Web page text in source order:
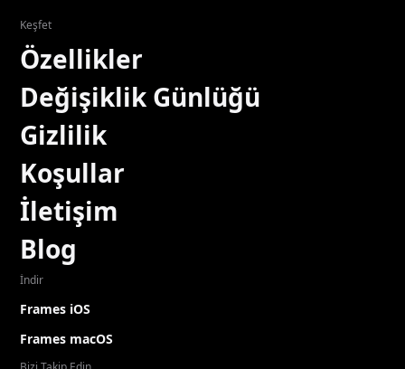
Keşfet
Özellikler
Değişiklik Günlüğü
Gizlilik
Koşullar
İletişim
Blog
İndir
Frames iOS
Frames macOS